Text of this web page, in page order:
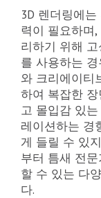
3D 렌더링에
력이 필요하며
리하기 위해 고
를 사용하는
와 크리에이티
하여 복잡한
고 몰입감 있
레이션하는 경
게 들릴 수 있
부터 틈새 전
할 수 있는 다
다.